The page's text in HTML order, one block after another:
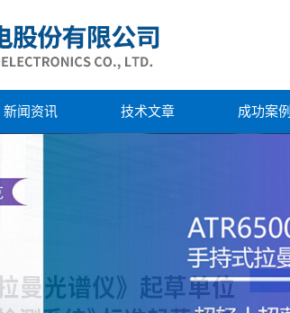
新闻资讯 技术文章 成功案例